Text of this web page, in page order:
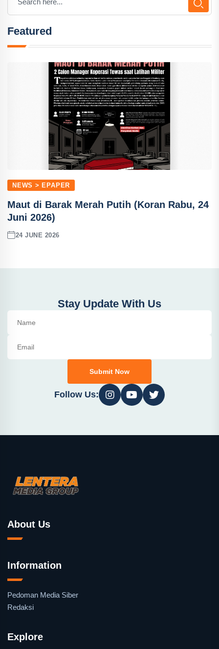
Featured
NEWS > EPAPER
Maut di Barak Merah Putih (Koran Rabu, 24
Juni 2026)
24 JUNE 2026
Stay Update With Us
Submit Now
Follow Us:
About Us
Information
Pedoman Media Siber
Redaksi
Explore